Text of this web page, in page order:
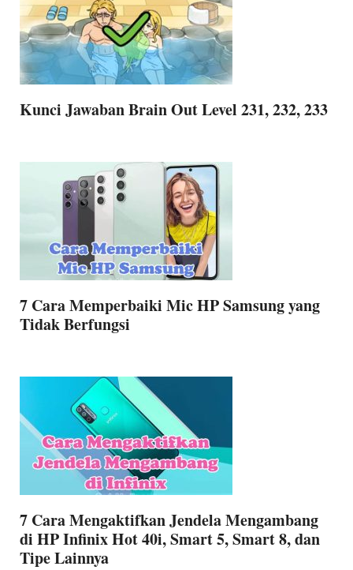
Kunci Jawaban Brain Out Level 231, 232, 233
7 Cara Memperbaiki Mic HP Samsung yang
Tidak Berfungsi
7 Cara Mengaktifkan Jendela Mengambang
di HP Infinix Hot 40i, Smart 5, Smart 8, dan
Tipe Lainnya